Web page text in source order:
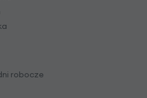
robocze